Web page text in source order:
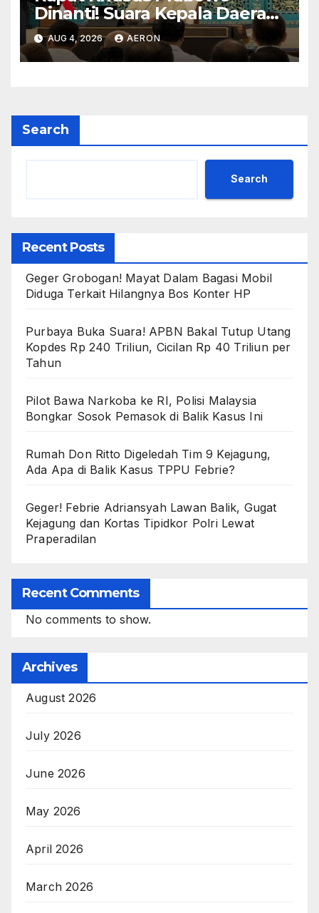
Dinanti! Suara Kepala Daerah
Diharapkan Jadi Prioritas
AUG 4, 2026 AERON
Search
Search
Recent Posts
Geger Grobogan! Mayat Dalam Bagasi Mobil
Diduga Terkait Hilangnya Bos Konter HP
Purbaya Buka Suara! APBN Bakal Tutup Utang
Kopdes Rp 240 Triliun, Cicilan Rp 40 Triliun per
Tahun
Pilot Bawa Narkoba ke RI, Polisi Malaysia
Bongkar Sosok Pemasok di Balik Kasus Ini
Rumah Don Ritto Digeledah Tim 9 Kejagung,
Ada Apa di Balik Kasus TPPU Febrie?
Geger! Febrie Adriansyah Lawan Balik, Gugat
Kejagung dan Kortas Tipidkor Polri Lewat
Praperadilan
Recent Comments
No comments to show.
Archives
August 2026
July 2026
June 2026
May 2026
April 2026
March 2026